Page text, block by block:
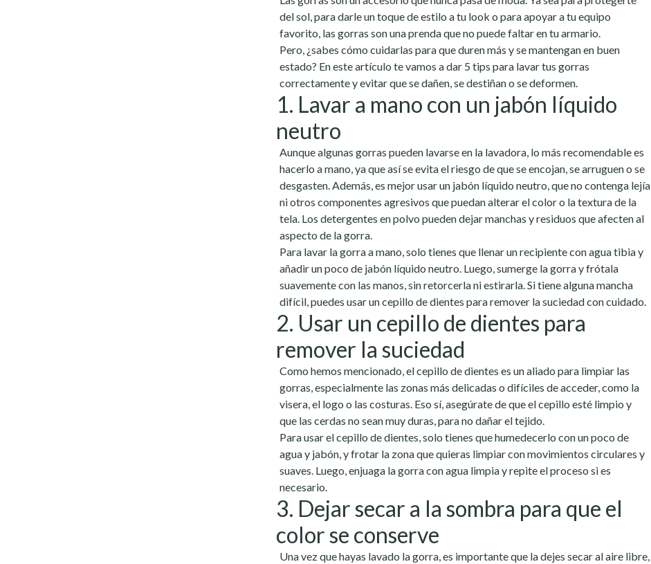
del sol, para darle un toque de estilo a tu look o para apoyar a tu equipo
favorito, las gorras son una prenda que no puede faltar en tu armario.
Pero, ¿sabes cómo cuidarlas para que duren más y se mantengan en buen
estado? En este artículo te vamos a dar 5 tips para lavar tus gorras
correctamente y evitar que se dañen, se destiñan o se deformen.
1. Lavar a mano con un jabón líquido
neutro
Aunque algunas gorras pueden lavarse en la lavadora, lo más recomendable es
hacerlo a mano, ya que así se evita el riesgo de que se encojan, se arruguen o se
desgasten. Además, es mejor usar un jabón líquido neutro, que no contenga lejía
ni otros componentes agresivos que puedan alterar el color o la textura de la
tela. Los detergentes en polvo pueden dejar manchas y residuos que afecten al
aspecto de la gorra.
Para lavar la gorra a mano, solo tienes que llenar un recipiente con agua tibia y
añadir un poco de jabón líquido neutro. Luego, sumerge la gorra y frótala
suavemente con las manos, sin retorcerla ni estirarla. Si tiene alguna mancha
difícil, puedes usar un cepillo de dientes para remover la suciedad con cuidado.
2. Usar un cepillo de dientes para
remover la suciedad
Como hemos mencionado, el cepillo de dientes es un aliado para limpiar las
gorras, especialmente las zonas más delicadas o difíciles de acceder, como la
visera, el logo o las costuras. Eso sí, asegúrate de que el cepillo esté limpio y
que las cerdas no sean muy duras, para no dañar el tejido.
Para usar el cepillo de dientes, solo tienes que humedecerlo con un poco de
agua y jabón, y frotar la zona que quieras limpiar con movimientos circulares y
suaves. Luego, enjuaga la gorra con agua limpia y repite el proceso si es
necesario.
3. Dejar secar a la sombra para que el
color se conserve
Una vez que hayas lavado la gorra, es importante que la dejes secar al aire libre,